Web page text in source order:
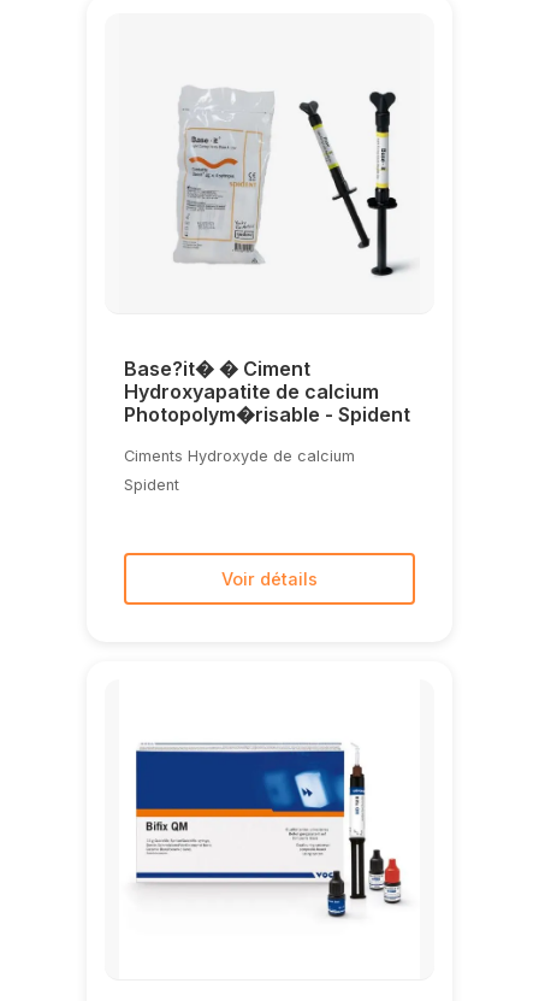
Base?it� � Ciment
Hydroxyapatite de calcium
Photopolym�risable - Spident
Ciments Hydroxyde de calcium
Spident
Voir détails